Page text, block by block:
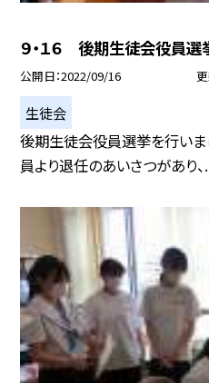
９・１６ 後期生徒会役員選
公開日 2022/09/16
生徒会
後期生徒会役員選挙を行いま
員より退任のあいさつがあり、